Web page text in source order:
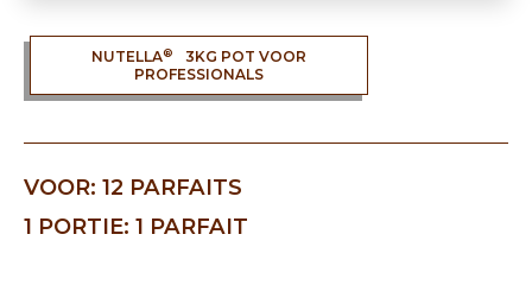
NUTELLA®
3KG POT VOOR
PROFESSIONALS
VOOR: 12 PARFAITS
1 PORTIE: 1 PARFAIT